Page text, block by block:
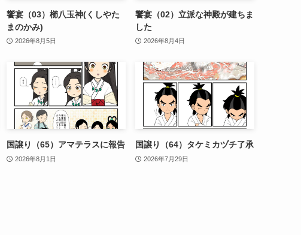
饗宴（03）櫛八玉神(くしやた
まのかみ)
2026年8月5日
饗宴（02）立派な神殿が建ちま
した
2026年8月4日
国譲り（65）アマテラスに報告
2026年8月1日
国譲り（64）タケミカヅチ了承
2026年7月29日